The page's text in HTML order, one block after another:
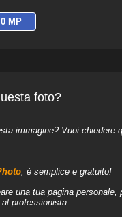
MP
foto?
immagine? Vuoi
, è semplice e gratuito!
una tua pagina
professionista.